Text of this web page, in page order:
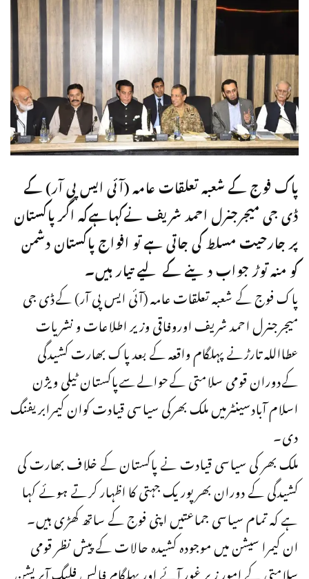
پاک فوج کے شعبہ تعلقات عامہ (آئی ایس پی آر) کے
ڈی جی میجرجنرل احمد شریف نےکہاہےکہ اگر پاکستان
پر جارحیت مسلط کی جاتی ہے تو افواج پاکستان دشمن
کو منہ توڑ جواب دینے کے لیے تیار ہیں۔
پاک فوج کے شعبہ تعلقات عامہ (آئی ایس پی آر) کےڈی جی
میجرجنرل احمد شریف اوروفاقی وزیر اطلاعات و نشریات
عطااللہ تارڑنے پہلگام واقعہ کے بعد پاک بھارت کشیدگی
کےدوران قومی سلامتی کےحوالےسےپاکستان ٹیلی ویژن
اسلام آبادسینٹرمیں ملک بھرکی سیاسی قیادت کوان کیمرابریفنگ
دی۔
ملک بھر کی سیاسی قیادت نے پاکستان کے خلاف بھارت کی
کشیدگی کے دوران بھر پور یک جہتی کا اظہار کرتے ہوئے کہا
ہے کہ تمام سیاسی جماعتیں اپنی فوج کے ساتھ کھڑی ہیں۔
ان کیمرا سیشن میں موجودہ کشیدہ حالات کے پیش نظر قومی
سلامتی کے امور زیر غور آئے اور پہلگام فالس فلیگ آپریشن